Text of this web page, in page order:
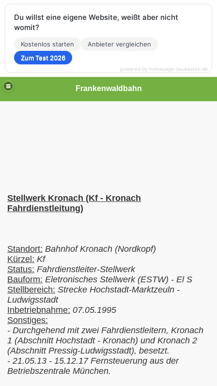
Frankenwaldbahn
Stellwerk Kronach (Kf - Kronach
Fahrdienstleitung)
Standort: Bahnhof Kronach (Nordkopf)
Kürzel: Kf
Status: Fahrdienstleiter-Stellwerk
Bauform: Eletronisches Stellwerk (ESTW) - El S
Stellbereich: Strecke Hochstadt-Marktzeuln -
Ludwigsstadt
Inbetriebnahme: 07.05.1995
Sonstiges:
- Durchgehend mit zwei Fahrdienstleitern, Kronach
1 (Abschnitt Hochstadt - Kronach) und Kronach 2
(Abschnitt Pressig-Ludwigsstadt), besetzt.
- 21.05.13 - 15.12.17 Fernsteuerung aus der
Betriebszentrale München.
Du willst eine eigene Website, weißt aber nicht
womit?
Kostenlos starten
Anbieter vergleichen
Zum Test 2026
powered by homepage-baukasten.de